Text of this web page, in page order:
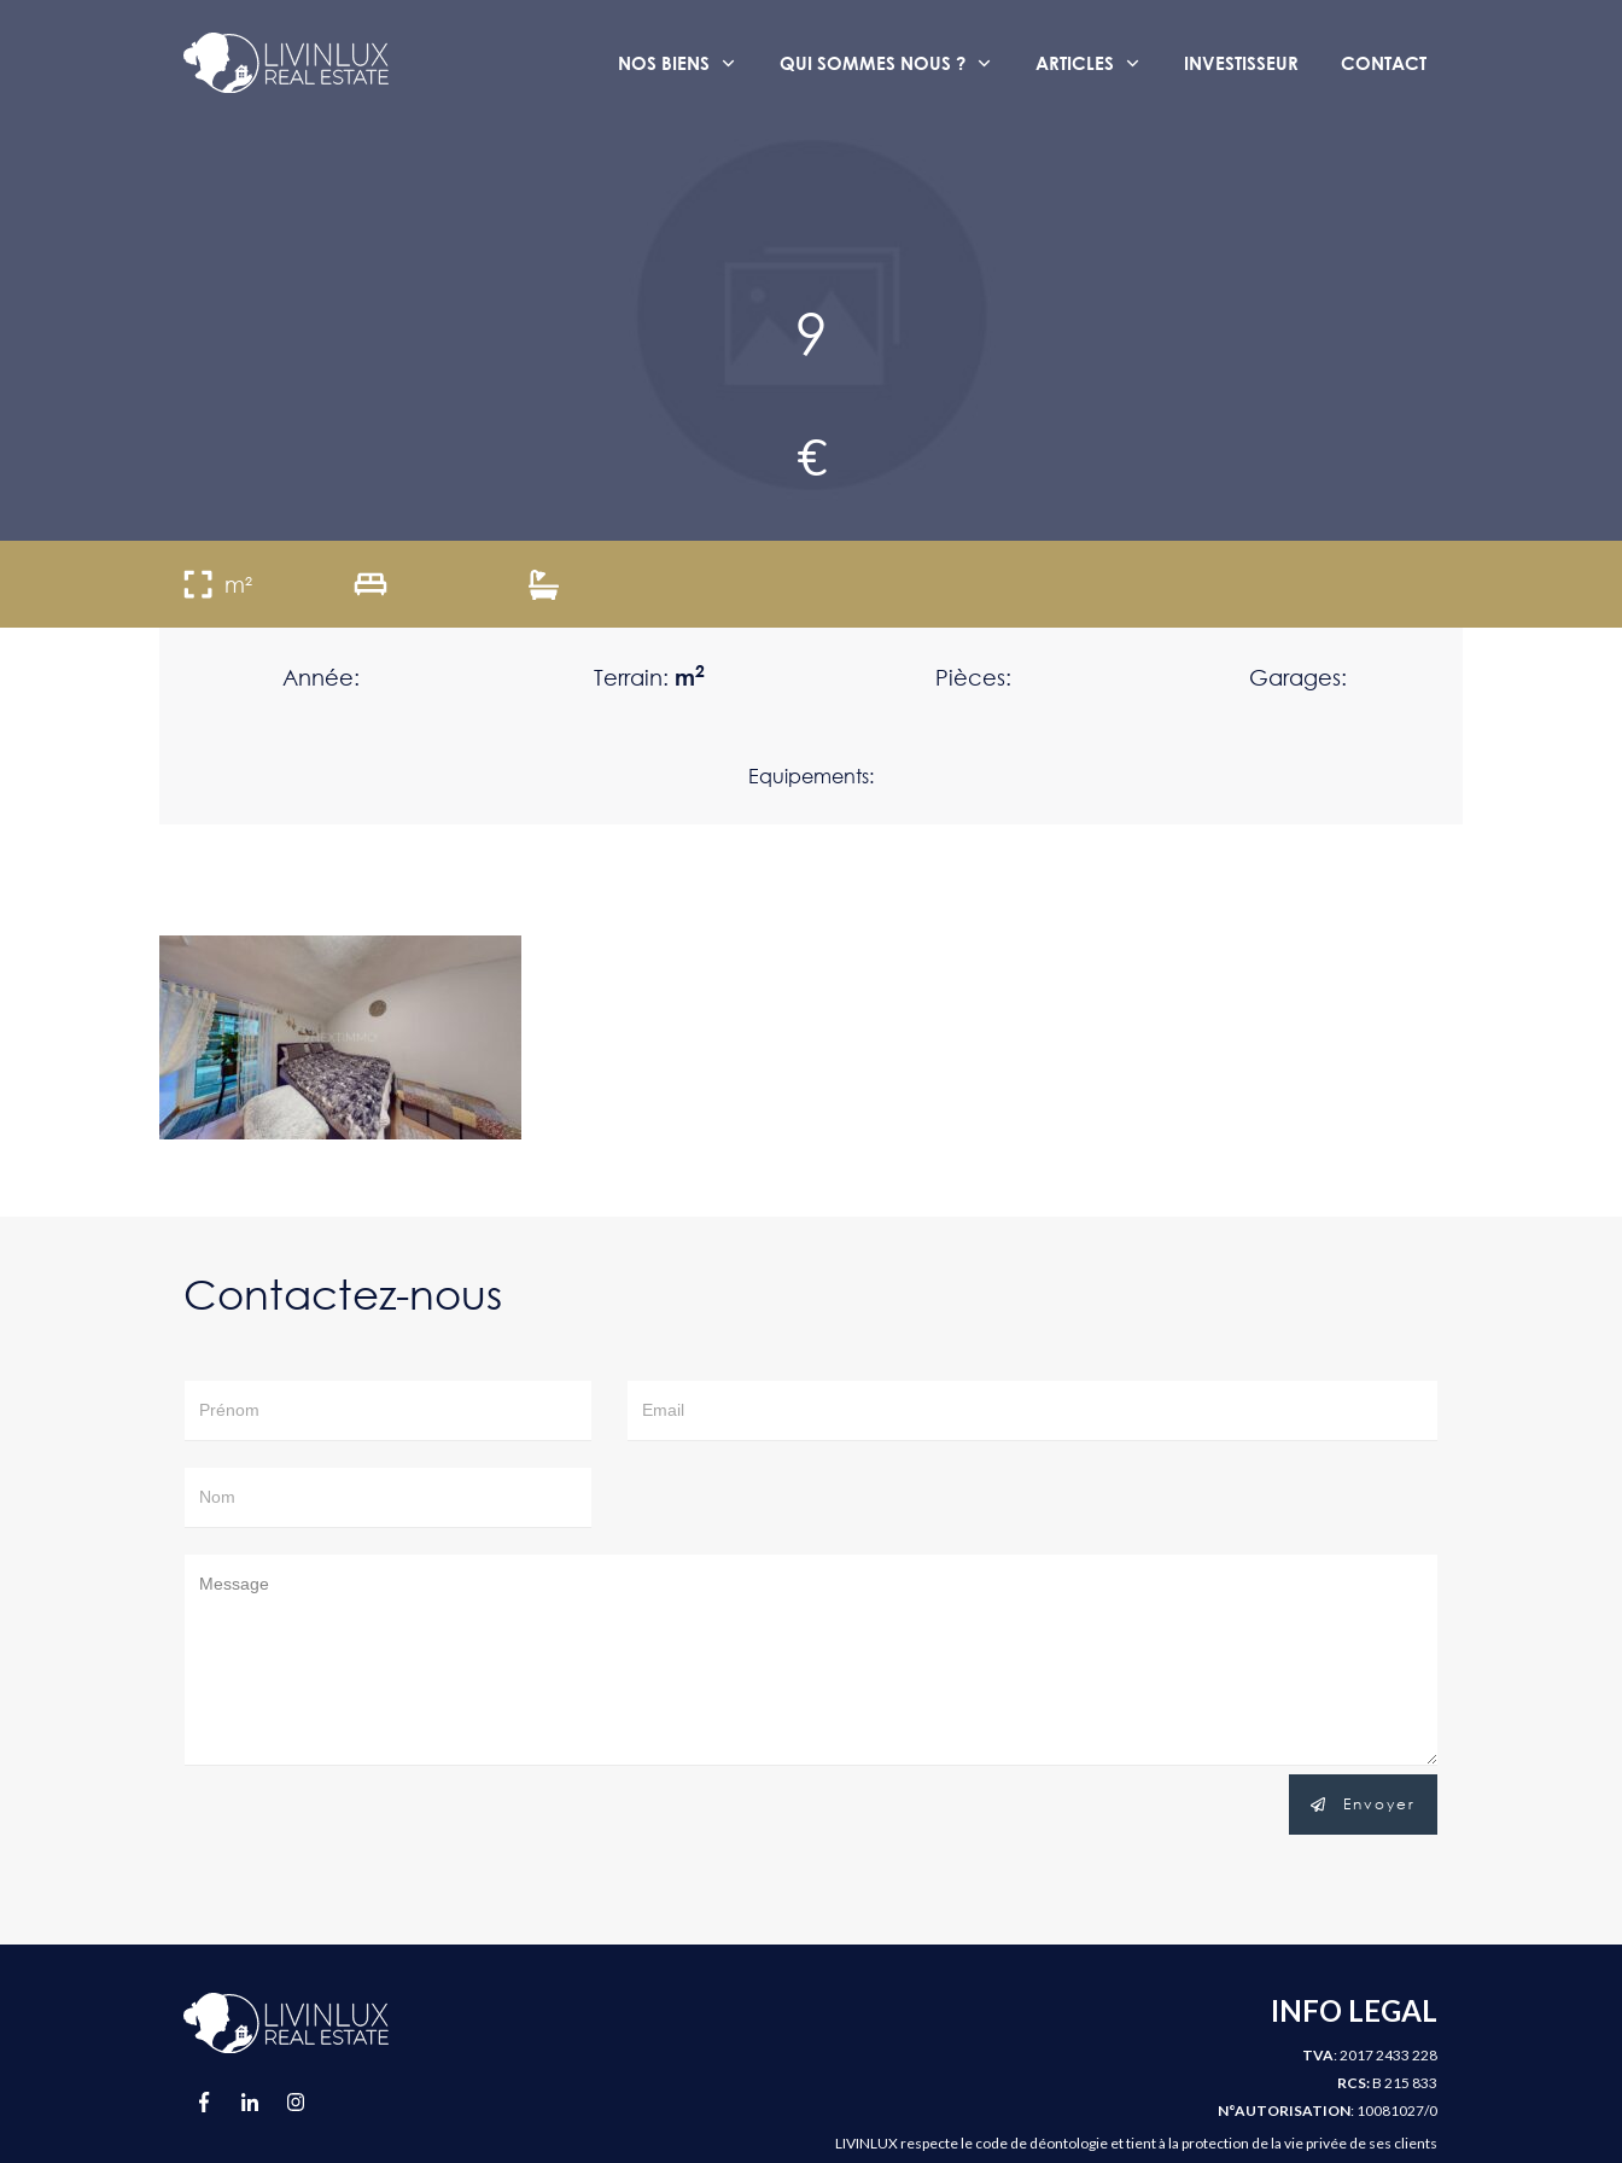
NOS BIENS QUI SOMMES NOUS ? ARTICLES INVESTISSEUR CONTACT
9
€
m²
Année: Terrain: m2 Pièces: Garages:
Equipements:
Contactez-nous
Envoyer
INFO LEGAL
TVA: 2017 2433 228
RCS:B 215 833
N°AUTORISATION: 10081027/0
LIVINLUX respecte le code de déontologie et tient à la protection de la vie privée de ses clients